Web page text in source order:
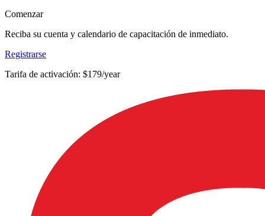
Comenzar
Reciba su cuenta y calendario de capacitación de inmediato.
Registrarse
Tarifa de activación: $179/year